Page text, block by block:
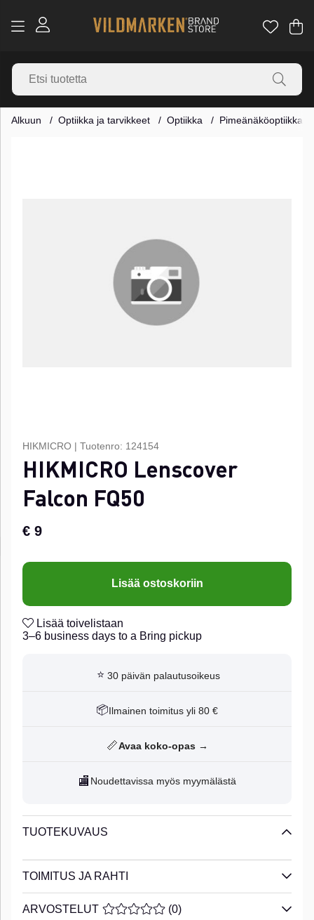
.
Alkuun Optiikka ja tarvikkeet Optiikka Pimeänäköoptiikka
HIKMICRO | Tuotenro: 124154
HIKMICRO Lenscover
Falcon FQ50
€ 9
Lisää ostoskoriin
Lisää toivelistaan
3–6 business days to a Bring pickup
⭐ 30 päivän palautusoikeus
📦 Ilmainen toimitus yli 80 €
📏Avaa koko-opas →
🏬 Noudettavissa myös myymälästä
TUOTEKUVAUS
TOIMITUS JA RAHTI
ARVOSTELUT KESKIARVOLUOKITUS 0 / 5
(0)